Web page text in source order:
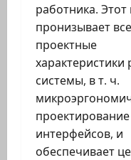
работника. Этот
пронизывает все
проектные
характеристики
системы, в т. ч.
проектирование
интерфейсов, и
обеспечивает